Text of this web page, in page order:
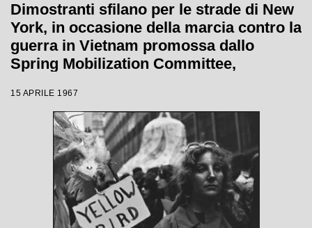
Dimostranti sfilano per le strade di New
York, in occasione della marcia contro la
guerra in Vietnam promossa dallo
Spring Mobilization Committee,
del presidente Lyndon Johnson
15 APRILE 1967